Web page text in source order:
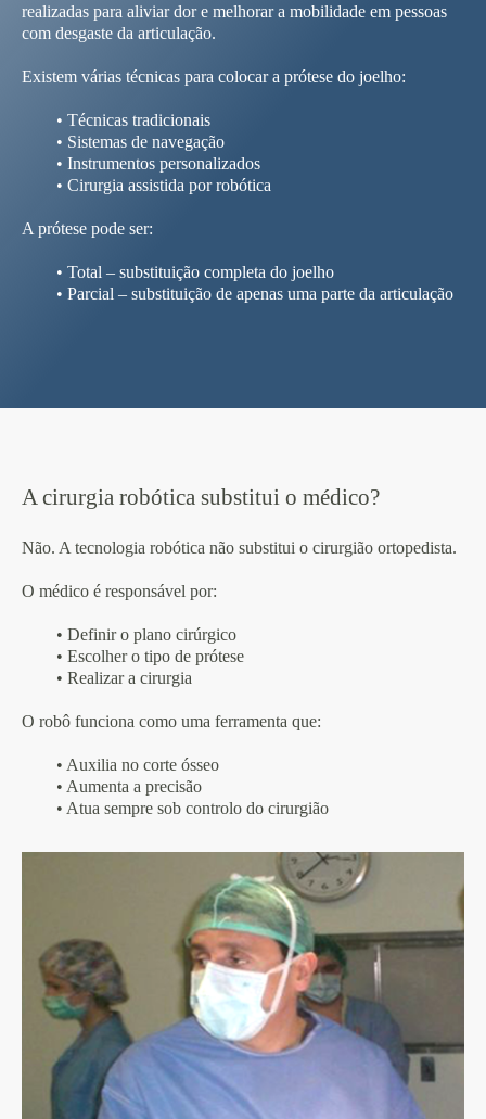
realizadas para aliviar dor e melhorar a mobilidade em pessoas
com desgaste da articulação.
Existem várias técnicas para colocar a prótese do joelho:
• Técnicas tradicionais
• Sistemas de navegação
• Instrumentos personalizados
• Cirurgia assistida por robótica
A prótese pode ser:
• Total – substituição completa do joelho
• Parcial – substituição de apenas uma parte da articulação
A cirurgia robótica substitui o médico?
Não. A tecnologia robótica não substitui o cirurgião ortopedista.
O médico é responsável por:
• Definir o plano cirúrgico
• Escolher o tipo de prótese
• Realizar a cirurgia
O robô funciona como uma ferramenta que:
• Auxilia no corte ósseo
• Aumenta a precisão
• Atua sempre sob controlo do cirurgião